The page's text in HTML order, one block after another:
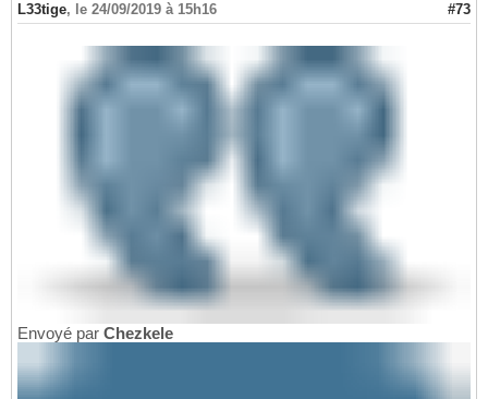
L33tige, le 24/09/2019 à 15h16 #73
Envoyé par Chezkele